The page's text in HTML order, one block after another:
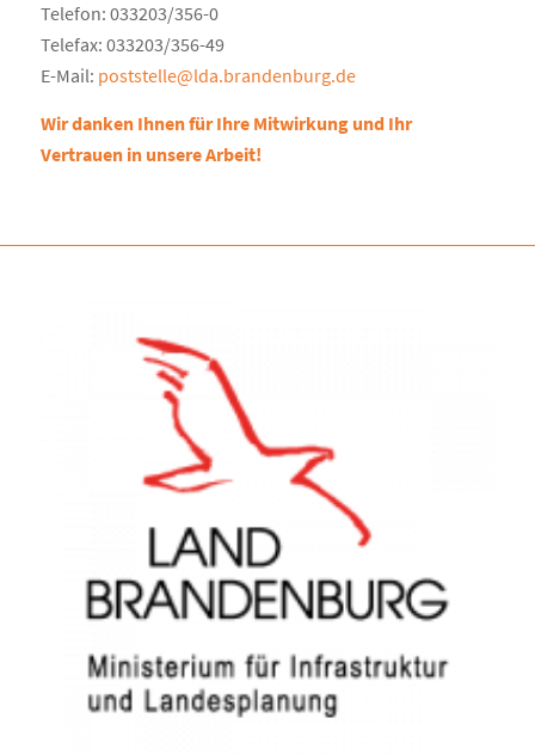
Telefon: 033203/356-0
Telefax: 033203/356-49
E-Mail: poststelle@lda.brandenburg.de
Wir danken Ihnen für Ihre Mitwirkung und Ihr
Vertrauen in unsere Arbeit!